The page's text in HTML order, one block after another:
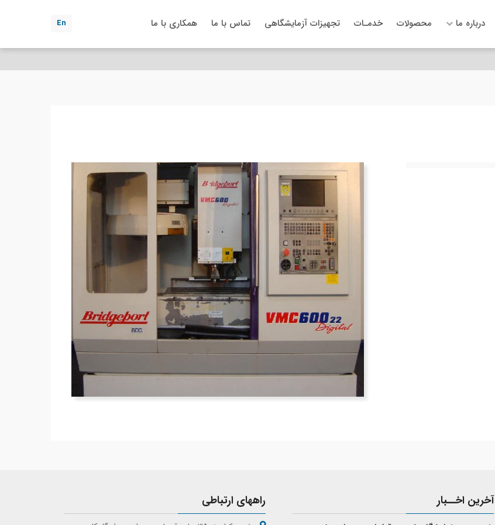
En درباره ما محصولات خدمـات تجهیزات آزمایشگاهی تماس با ما همکاری با ما
آخرین اخــبار راههای ارتباطی